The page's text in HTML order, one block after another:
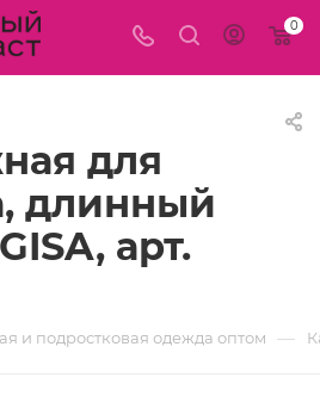
0
для
длинный
арт.
и подростковая одежда оптом —